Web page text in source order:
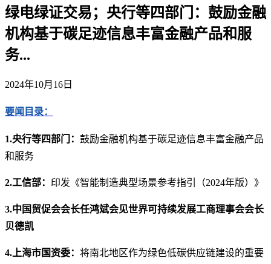
绿电绿证交易​；央行等四部门：鼓励金融
机构基于碳足迹信息丰富金融产品和服
务...
2024年10月16日
要闻目录：
1.央行等四部门： 鼓励金融机构基于碳足迹信息丰富金融产品
和服务
2.工信部： 印发《智能制造典型场景参考指引（2024年版）》
3.中国贸促会会长任鸿斌会见世界可持续发展工商理事会会长
贝德凯
4.上海市国资委： 将南北地区作为绿色低碳供应链建设的重要